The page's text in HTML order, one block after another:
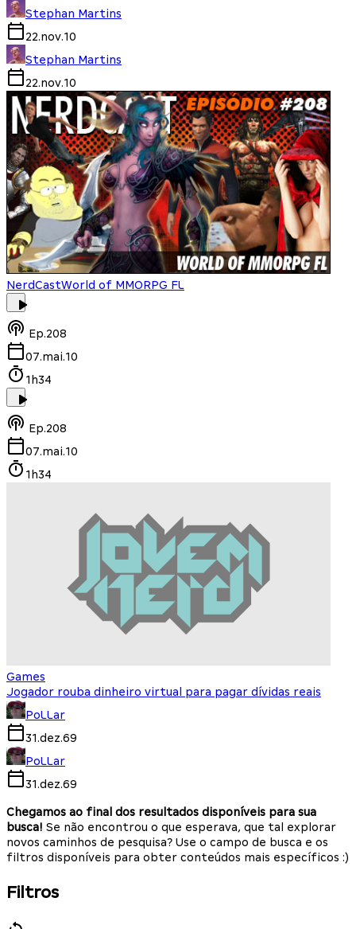
Stephan Martins
22.nov.10
Stephan Martins
22.nov.10
NerdCastWorld of MMORPG FL
Ep.208
07.mai.10
1h34
Ep.208
07.mai.10
1h34
Games
Jogador rouba dinheiro virtual para pagar dívidas reais
PoLLar
31.dez.69
PoLLar
31.dez.69
Chegamos ao final dos resultados disponíveis para sua
busca! Se não encontrou o que esperava, que tal explorar
novos caminhos de pesquisa? Use o campo de busca e os
filtros disponíveis para obter conteúdos mais específicos :)
Filtros